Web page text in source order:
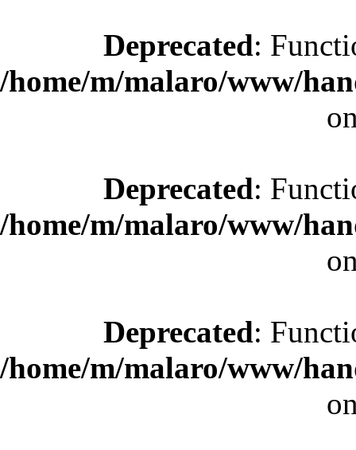
Deprecated:
/home/m/malaro/www/
Deprecated:
/home/m/malaro/www/
Deprecated:
/home/m/malaro/www/